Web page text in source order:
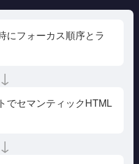
にフォーカス順序とラ
↓
でセマンティックHTML
↓